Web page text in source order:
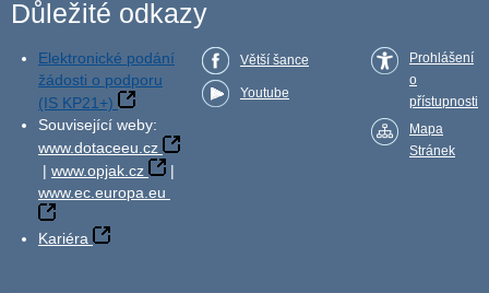
Důležité odkazy
Elektronické podání
žádosti o podporu
(IS KP21+)
Související weby:
www.dotaceeu.cz
| www.opjak.cz
|
www.ec.europa.eu
Kariéra
Větší šance
Youtube
Prohlášení
o
přístupnosti
Mapa
Stránek